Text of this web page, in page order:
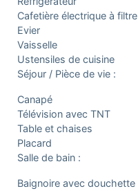
Cafetière électrique à filtre
Evier
Vaisselle
Ustensiles de cuisine
Séjour / Pièce de vie :
Canapé
Télévision avec TNT
Table et chaises
Placard
Salle de bain :
Baignoire avec douchette